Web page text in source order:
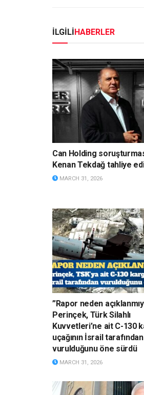
İLGİLİHABERLER
Can Holding
Kenan Tekdağ tahliye
MARCH 31, 2026
”Rapor neden
Perinçek, Türk Silahlı
Kuvvetleri’ne ait C-130
uçağının İsrail tarafından
vurulduğunu öne sürdü
MARCH 31, 2026